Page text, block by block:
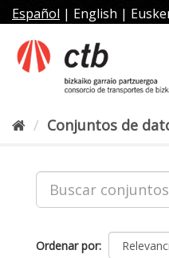
al
contenido
Español | English |
Conjuntos de
Ordenar por